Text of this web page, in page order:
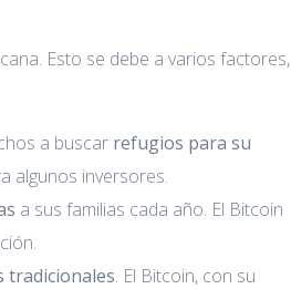
Esto se debe a varios factores,
a buscar refugios para su
algunos inversores.
a sus familias cada año. El Bitcoin
tradicionales. El Bitcoin, con su